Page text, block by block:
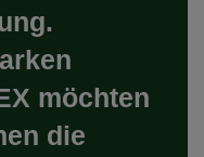
möchten
die